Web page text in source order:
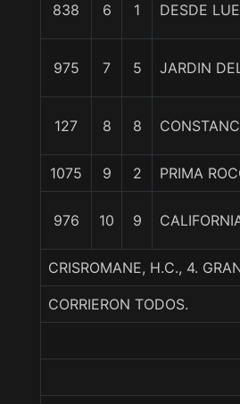
838 6 1 DESDE
975 7 5 JARDIN
127 8 8
1075 9 2 PRIMA
976 10 9
CRISROMANE, H.C., 4.
CORRIERON TODOS.